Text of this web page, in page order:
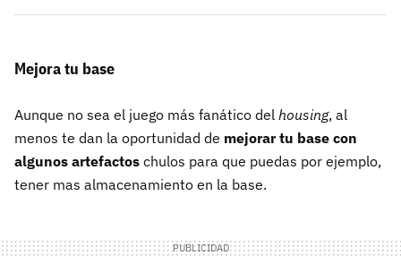
Mejora tu base
Aunque no sea el juego más fanático del housing, al
menos te dan la oportunidad de mejorar tu base con
algunos artefactos chulos para que puedas por ejemplo,
tener mas almacenamiento en la base.